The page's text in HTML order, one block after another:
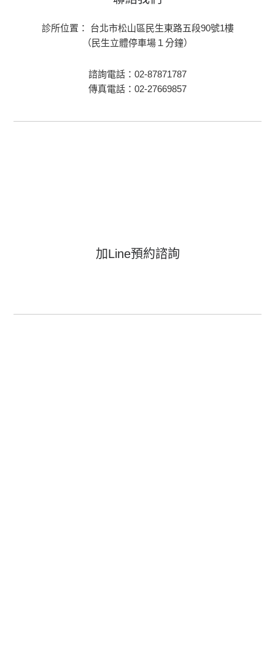
診所位置： 台北市松山區民生東路五段90號1樓
（民生立體停車場１分鐘）
諮詢電話：02-87871787
傳真電話：02-27669857
加Line預約諮詢